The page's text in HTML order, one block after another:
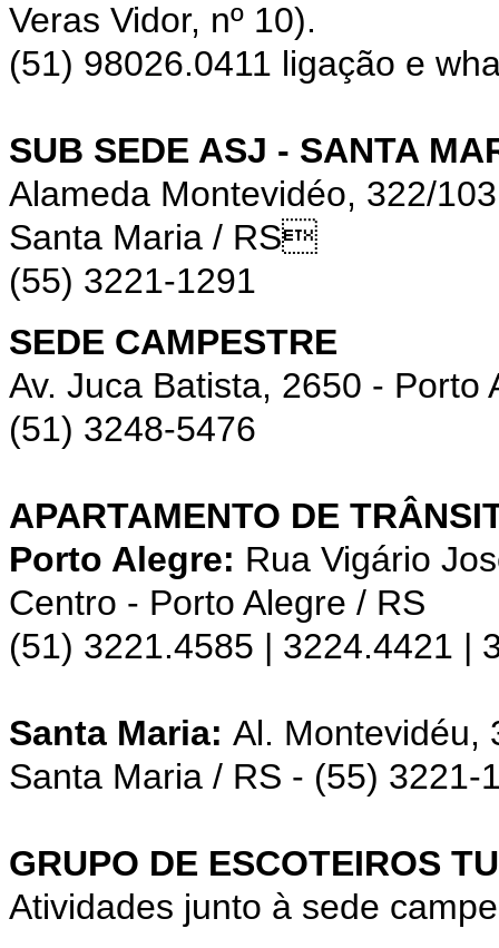
Veras Vidor, nº 10).
(51) 98026.0411 ligação e
SUB SEDE ASJ - SANTA
Alameda Montevidéo, 322/
Santa Maria / RS
(55) 3221-1291
SEDE CAMPESTRE
Av. Juca Batista, 2650 - Porto
(51) 3248-5476
APARTAMENTO DE
Porto Alegre: Rua Vigário
Centro - Porto Alegre / RS
(51) 3221.4585 | 3224.4421 |
Santa Maria: Al. Montevidéu,
Santa Maria / RS - (55) 3221-
GRUPO DE ESCOTEIROS
Atividades junto à sede